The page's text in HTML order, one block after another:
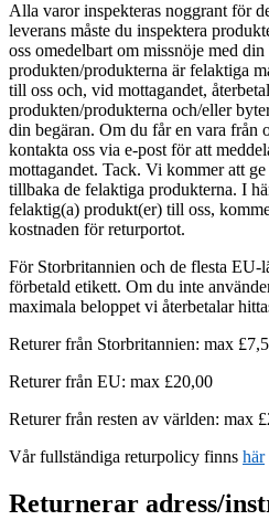
Alla varor inspekteras noggrant för
leverans måste du inspektera
oss omedelbart om missnöje med
produkten/produkterna är felaktiga
till oss och, vid mottagandet,
produkten/produkterna och/eller
din begäran. Om du får en vara från
kontakta oss via e-post för att
mottagandet. Tack. Vi kommer att
tillbaka de felaktiga produkterna. I
felaktig(a) produkt(er) till oss,
kostnaden för returportot.
För Storbritannien och de flesta EU-
förbetald etikett. Om du inte
maximala beloppet vi återbetalar
Returer från Storbritannien: max
Returer från EU: max £20,00
Returer från resten av världen: max
Vår fullständiga returpolicy finns här
Returnerar adress/